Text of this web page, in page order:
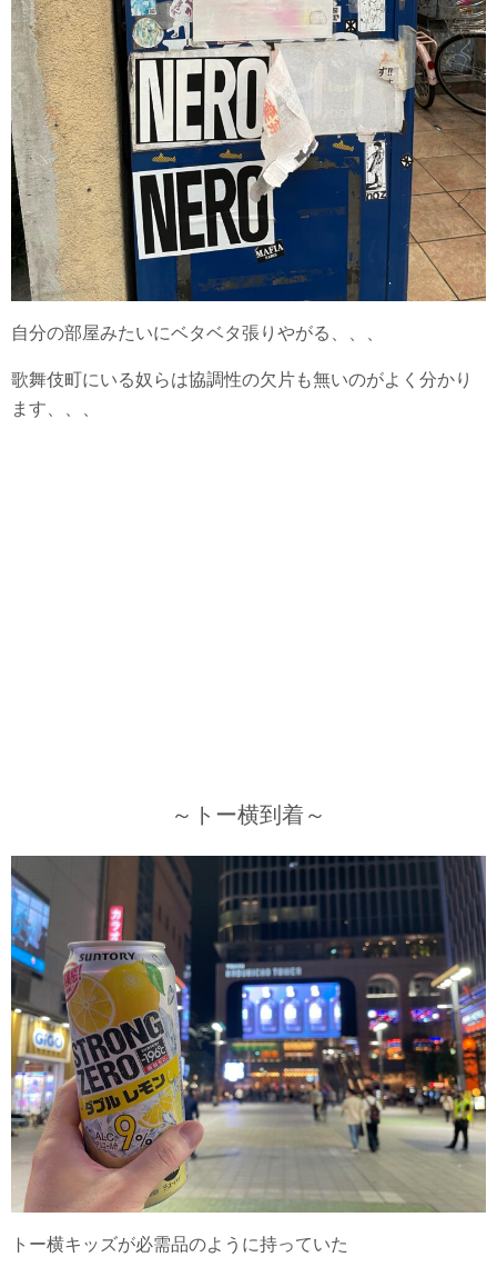
自分の部屋みたいにベタベタ張りやがる、、、
歌舞伎町にいる奴らは協調性の欠片も無いのがよく分かり
ます、、、
～トー横到着～
トー横キッズが必需品のように持っていた